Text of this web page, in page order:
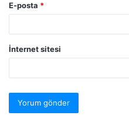
E-posta *
İnternet sitesi